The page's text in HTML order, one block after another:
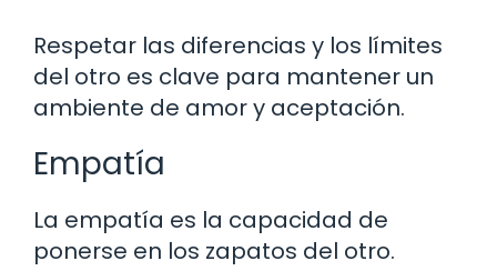
Respetar las diferencias y los límites
del otro es clave para mantener un
ambiente de amor y aceptación.
Empatía
La empatía es la capacidad de
ponerse en los zapatos del otro.